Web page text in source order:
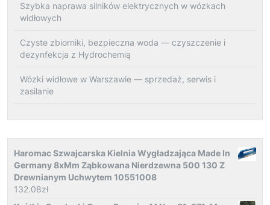
Szybka naprawa silników elektrycznych w wózkach
widłowych
Czyste zbiorniki, bezpieczna woda — czyszczenie i
dezynfekcja z Hydrochemią
Wózki widłowe w Warszawie — sprzedaż, serwis i
zasilanie
Haromac Szwajcarska Kielnia Wygładzająca Made In
Germany 8xMm Ząbkowana Nierdzewna 500 130 Z
Drewnianym Uchwytem 10551008
132.08zł